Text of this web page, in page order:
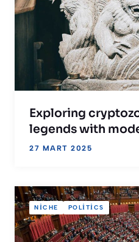
Exploring
legends with
27 MART 2025
NICHE POLITICS